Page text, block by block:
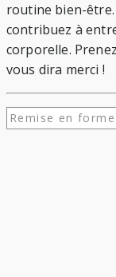
routine bien-
contribuez à
corporelle.
vous dira merci !
Remise en forme